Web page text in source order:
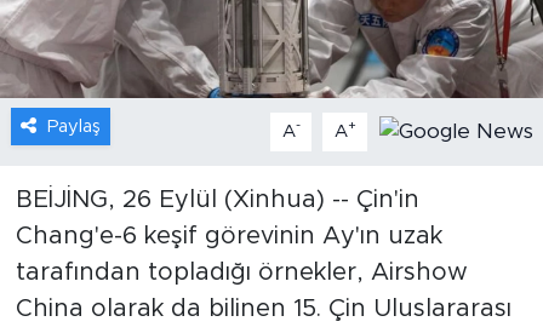
Paylaş A- A+
BEİJİNG, 26 Eylül (Xinhua) -- Çin'in
Chang'e-6 keşif görevinin Ay'ın uzak
tarafından topladığı örnekler, Airshow
China olarak da bilinen 15. Çin Uluslararası
Sağlık
Foto Haber
Xinhua Türkiye
Seyahat